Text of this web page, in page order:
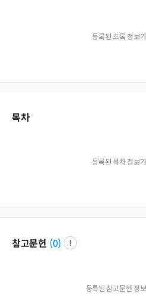
등록된 초록 정보
목차
등록된 목차 정보
참고문헌 (0)
등록된 참고문헌 정